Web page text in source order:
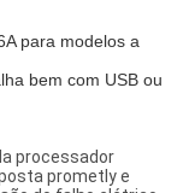
para modelos a
bem com USB ou
processador
prometly e